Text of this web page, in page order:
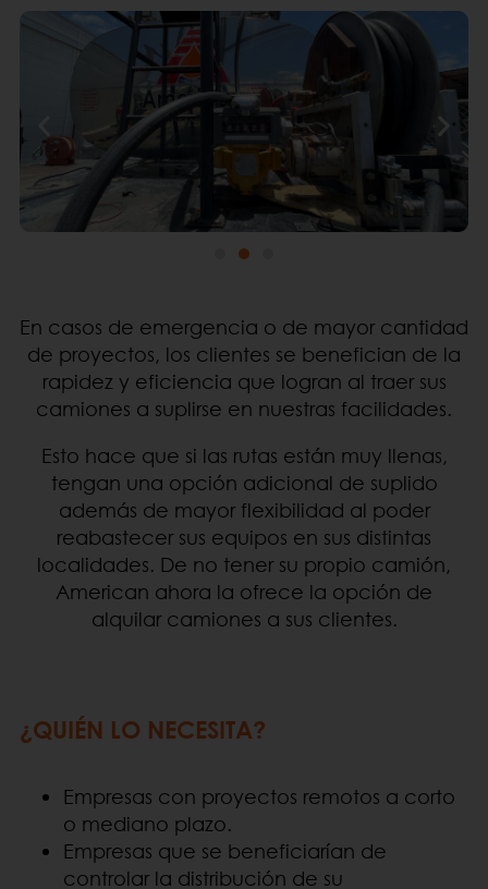
En casos de emergencia o de mayor cantidad
de proyectos, los clientes se benefician de la
rapidez y eficiencia que logran al traer sus
camiones a suplirse en nuestras facilidades.
Esto hace que si las rutas están muy llenas,
tengan una opción adicional de suplido
además de mayor flexibilidad al poder
reabastecer sus equipos en sus distintas
localidades. De no tener su propio camión,
American ahora la ofrece la opción de
alquilar camiones a sus clientes.
¿QUIÉN LO NECESITA?
Empresas con proyectos remotos a corto
o mediano plazo.
Empresas que se beneficiarían de
controlar la distribución de su